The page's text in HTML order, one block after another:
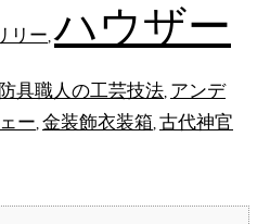
リー ,ハウザー
防具職人の工芸技法 アンデ
ー 金装飾衣装箱 古代神官